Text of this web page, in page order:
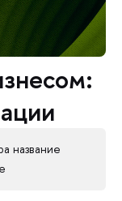
название